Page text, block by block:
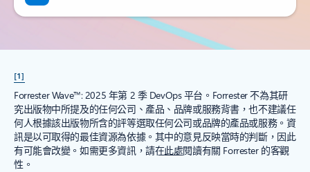
[1]
Forrester Wave™: 2025 年第 2 季 DevOps 平台。Forrester 不為其研
究出版物中所提及的任何公司、產品、品牌或服務背書，也不建議任
何人根據該出版物所含的評等選取任何公司或品牌的產品或服務。資
訊是以可取得的最佳資源為依據。其中的意見反映當時的判斷，因此
有可能會改變。如需更多資訊，請在此處閱讀有關 Forrester 的客觀
性。